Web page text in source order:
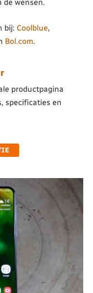
de wensen.
bij: Coolblue,
Bol.com.
productpagina
specificaties en